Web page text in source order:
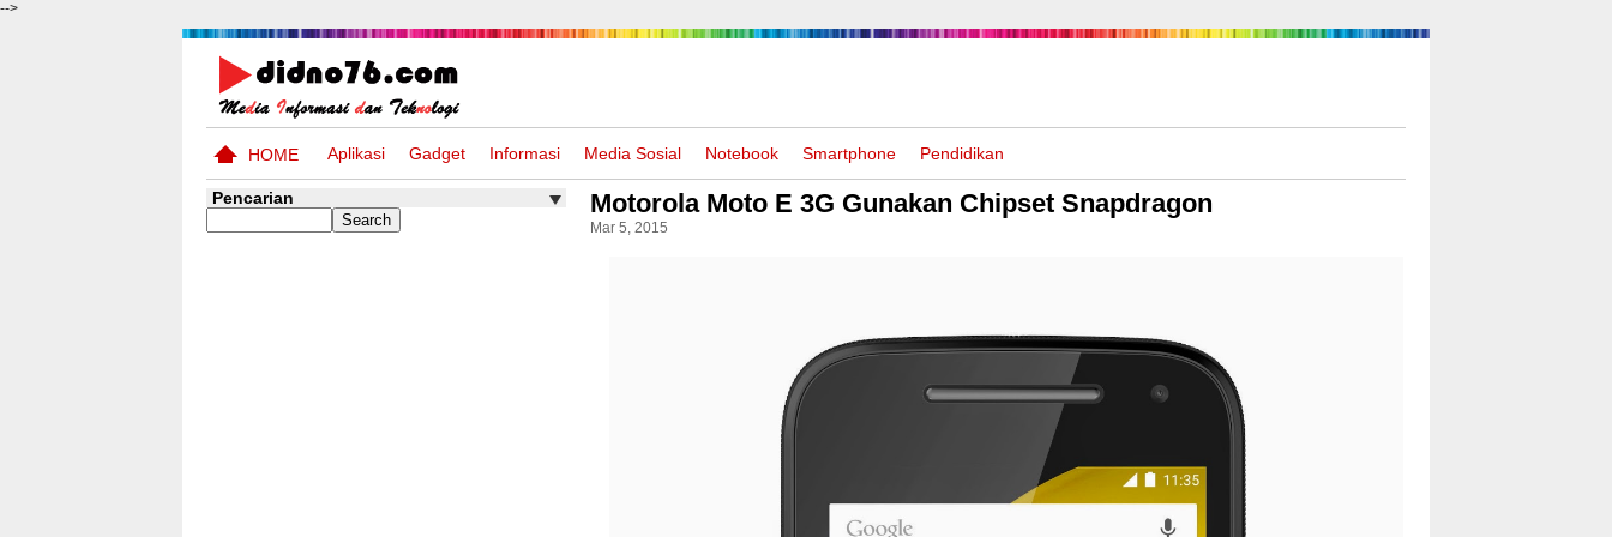
-->
HOME Aplikasi Gadget Informasi Media Sosial Notebook Smartphone Pendidikan
Motorola Moto E 3G Gunakan Chipset Snapdragon
Mar 5, 2015
Pencarian